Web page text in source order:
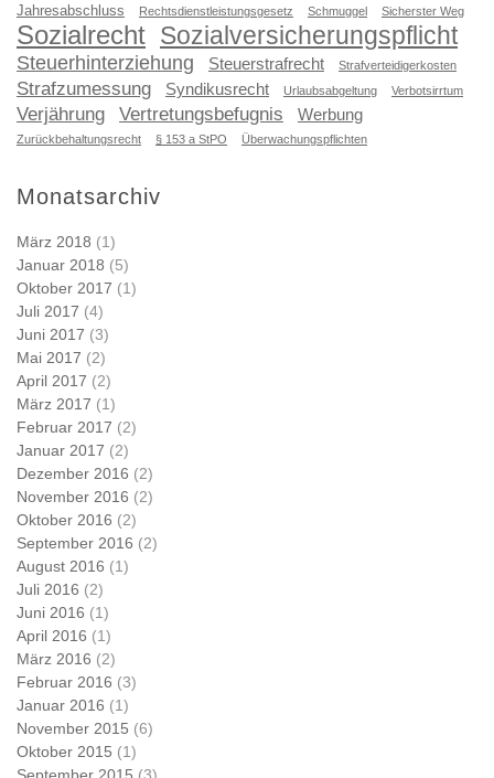
Jahresabschluss
Rechtsdienstleistungsgesetz Schmuggel Sicherster Weg
Sozialrecht Sozialversicherungspflicht
Steuerhinterziehung Steuerstrafrecht Strafverteidigerkosten
Strafzumessung Syndikusrecht Urlaubsabgeltung Verbotsirrtum
Verjährung Vertretungsbefugnis Werbung
Zurückbehaltungsrecht § 153 a StPO Überwachungspflichten
Monatsarchiv
März 2018 (1)
Januar 2018 (5)
Oktober 2017 (1)
Juli 2017 (4)
Juni 2017 (3)
Mai 2017 (2)
April 2017 (2)
März 2017 (1)
Februar 2017 (2)
Januar 2017 (2)
Dezember 2016 (2)
November 2016 (2)
Oktober 2016 (2)
September 2016 (2)
August 2016 (1)
Juli 2016 (2)
Juni 2016 (1)
April 2016 (1)
März 2016 (2)
Februar 2016 (3)
Januar 2016 (1)
November 2015 (6)
Oktober 2015 (1)